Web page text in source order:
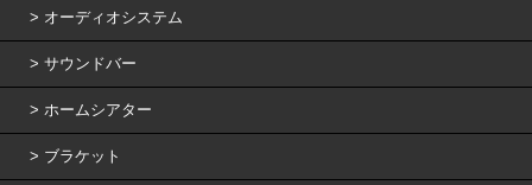
オーディオシステム
サウンドバー
ホームシアター
ブラケット